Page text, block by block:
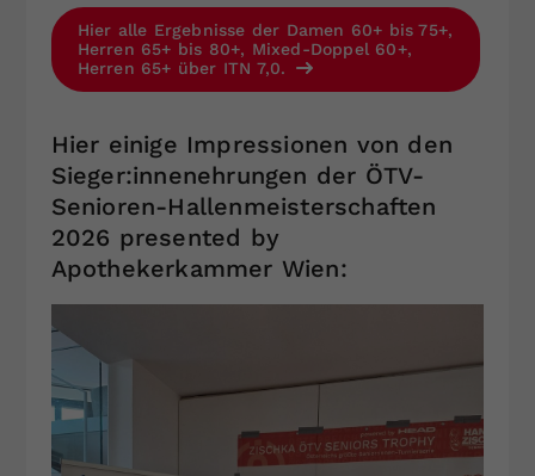
Hier alle Ergebnisse der Damen 60+ bis 75+,
Herren 65+ bis 80+, Mixed-Doppel 60+,
Herren 65+ über ITN 7,0.
Hier einige Impressionen von den
Sieger:innenehrungen der ÖTV-
Senioren-Hallenmeisterschaften
2026 presented by
Apothekerkammer Wien: